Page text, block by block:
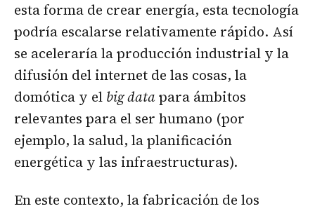
esta forma de crear energía, esta tecnología
podría escalarse relativamente rápido. Así
se aceleraría la producción industrial y la
difusión del internet de las cosas, la
domótica y el big datapara ámbitos
relevantes para el ser humano (por
ejemplo, la salud, la planificación
energética y las infraestructuras).
En este contexto, la fabricación de los